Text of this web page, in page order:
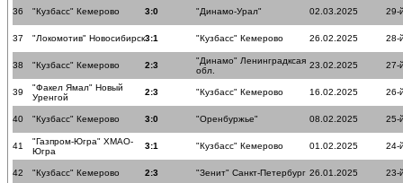
36 "Кузбасс" Кемерово 3:0 "Динамо-Урал" 02.03.2025 29-
37 "Локомотив" Новосибирск3:1 "Кузбасс" Кемерово 26.02.2025 28-
38 "Кузбасс" Кемерово 2:3
"Динамо" Ленинградксая
обл.
23.02.2025 27-
39
"Факел Ямал" Новый
Уренгой
2:3 "Кузбасс" Кемерово 16.02.2025 26-
40 "Кузбасс" Кемерово 3:0 "Оренбуржье" 08.02.2025 25-
41
"Газпром-Югра" ХМАО-
Югра
3:1 "Кузбасс" Кемерово 01.02.2025 24-
42 "Кузбасс" Кемерово 2:3 "Зенит" Санкт-Петербург 26.01.2025 23-